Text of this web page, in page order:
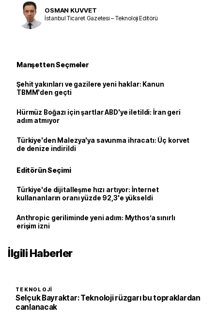
OSMAN KUVVET
İstanbul Ticaret Gazetesi – Teknoloji Editörü
Manşetten Seçmeler
Şehit yakınları ve gazilere yeni haklar: Kanun
TBMM'den geçti
Hürmüz Boğazı için şartlar ABD'ye iletildi: İran geri
adım atmıyor
Türkiye'den Malezya'ya savunma ihracatı: Üç korvet
de denize indirildi
Editörün Seçimi
Türkiye'de dijitalleşme hızı artıyor: İnternet
kullananların oranı yüzde 92,3'e yükseldi
Anthropic geriliminde yeni adım: Mythos’a sınırlı
erişim izni
İlgili Haberler
TEKNOLOJI
Selçuk Bayraktar: Teknoloji rüzgarı bu topraklardan
canlanacak